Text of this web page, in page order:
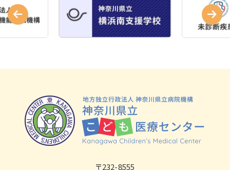
〒232-8555